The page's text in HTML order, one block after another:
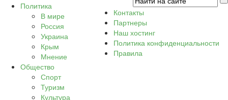
Политика
В мире
Россия
Украина
Крым
Мнение
Общество
Спорт
Туризм
Культура
Контакты
Партнеры
Наш хостинг
Политика конфиденциальности
Правила